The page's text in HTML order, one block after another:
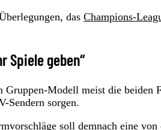
das Champions-
Spiele geben“
Modell meist die beiden
Sendern sorgen.
soll demnach eine